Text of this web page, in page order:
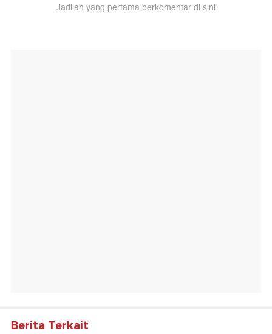
Jadilah yang pertama berkomentar di sini
Berita Terkait